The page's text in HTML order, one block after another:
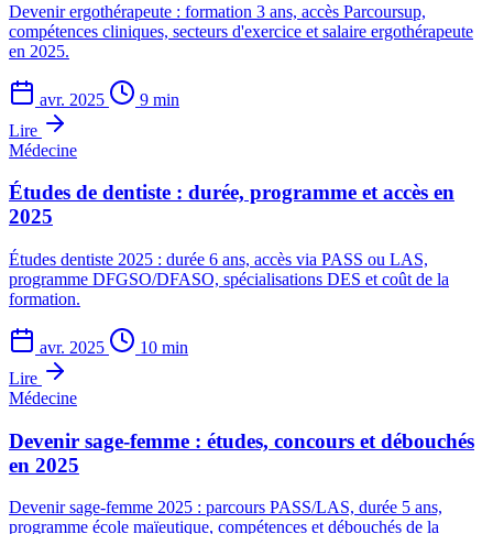
Devenir ergothérapeute : formation 3 ans, accès Parcoursup,
compétences cliniques, secteurs d'exercice et salaire ergothérapeute
en 2025.
avr. 2025
9 min
Lire
Médecine
Études de dentiste : durée, programme et accès en
2025
Études dentiste 2025 : durée 6 ans, accès via PASS ou LAS,
programme DFGSO/DFASO, spécialisations DES et coût de la
formation.
avr. 2025
10 min
Lire
Médecine
Devenir sage-femme : études, concours et débouchés
en 2025
Devenir sage-femme 2025 : parcours PASS/LAS, durée 5 ans,
programme école maïeutique, compétences et débouchés de la